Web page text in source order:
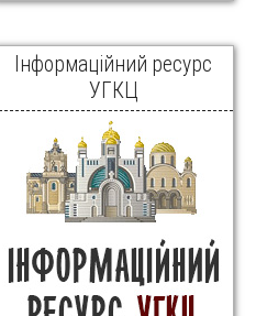
Інформаційний ресурс
УГКЦ